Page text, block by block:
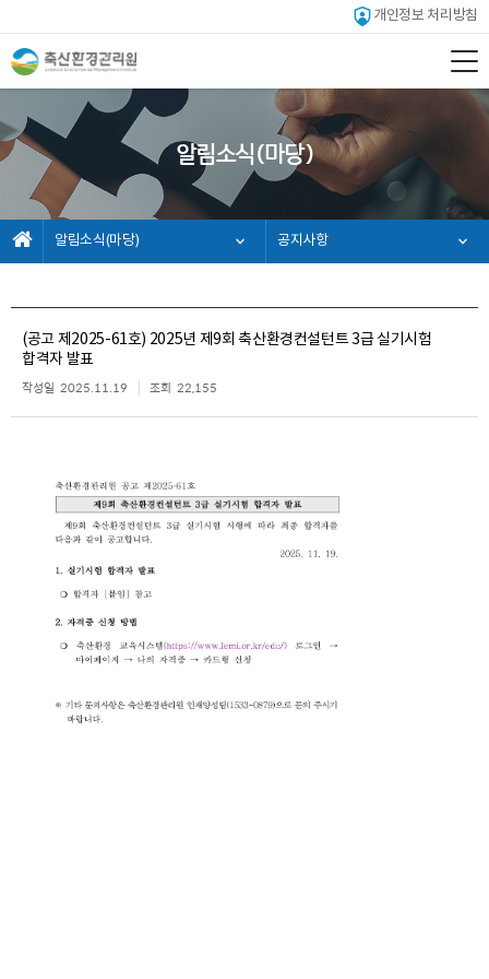
개인정보 처리방침
알림소식(마당)
알림소식(마당) 공지사항
(공고 제2025-61호) 2025년 제9회 축산환경컨설턴트 3급 실기시험
합격자 발표
작성일 2025.11.19 조회 22,155